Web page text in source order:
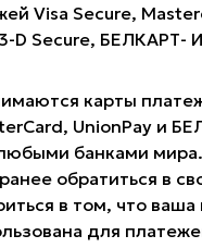
Visa Secure,
D Secure, БЕЛКАРТ-
карты
UnionPay и
банками
обратиться в
в том, что ваша
для